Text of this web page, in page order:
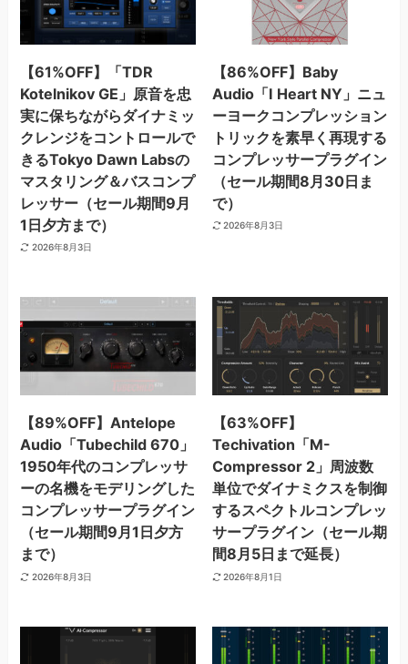
【61%OFF】「TDR
Kotelnikov GE」原音を忠
実に保ちながらダイナミッ
クレンジをコントロールで
きるTokyo Dawn Labsの
マスタリング＆バスコンプ
レッサー（セール期間9月
1日夕方まで）
2026年8月3日
【86%OFF】Baby
Audio「I Heart NY」ニュ
ーヨークコンプレッション
トリックを素早く再現する
コンプレッサープラグイン
（セール期間8月30日ま
で）
2026年8月3日
【89%OFF】Antelope
Audio「Tubechild 670」
1950年代のコンプレッサ
ーの名機をモデリングした
コンプレッサープラグイン
（セール期間9月1日夕方
まで）
2026年8月3日
【63%OFF】
Techivation「M-
Compressor 2」周波数
単位でダイナミクスを制御
するスペクトルコンプレッ
サープラグイン（セール期
間8月5日まで延長）
2026年8月1日